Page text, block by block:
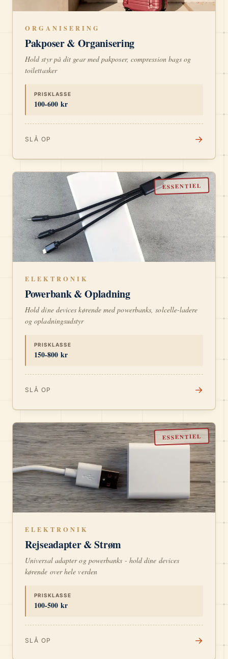
ORGANISERING
Pakposer & Organisering
Hold styr på dit gear med pakposer, compression bags og
toilettasker
PRISKLASSE
100-600 kr
SLÅ OP →
ESSENTIEL
ELEKTRONIK
Powerbank & Opladning
Hold dine devices kørende med powerbanks, solcelle-ladere
og opladningsudstyr
PRISKLASSE
150-800 kr
SLÅ OP →
ESSENTIEL
ELEKTRONIK
Rejseadapter & Strøm
Universal adapter og powerbanks - hold dine devices
kørende over hele verden
PRISKLASSE
100-500 kr
SLÅ OP →